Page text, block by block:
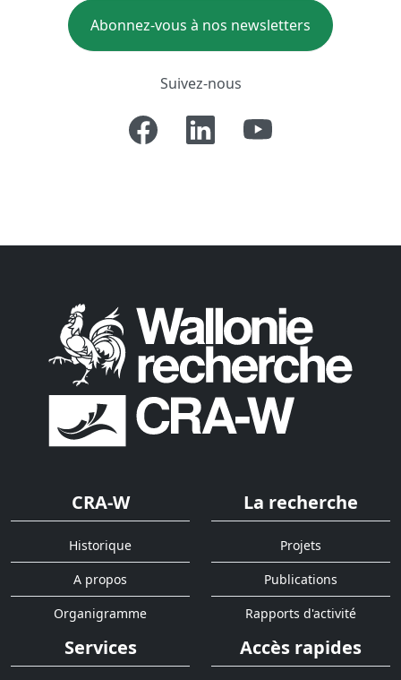
Abonnez-vous à nos newsletters
Suivez-nous
CRA-W
Historique
A propos
Organigramme
La recherche
Projets
Publications
Rapports d'activité
Services Accès rapides